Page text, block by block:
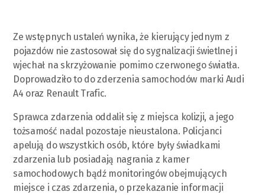
Ze wstępnych ustaleń wynika, że kierujący jednym z
pojazdów nie zastosował się do sygnalizacji świetlnej i
wjechał na skrzyżowanie pomimo czerwonego światła.
Doprowadziło to do zderzenia samochodów marki Audi
A4 oraz Renault Trafic.
Sprawca zdarzenia oddalił się z miejsca kolizji, a jego
tożsamość nadal pozostaje nieustalona. Policjanci
apelują do wszystkich osób, które były świadkami
zdarzenia lub posiadają nagrania z kamer
samochodowych bądź monitoringów obejmujących
miejsce i czas zdarzenia, o przekazanie informacji